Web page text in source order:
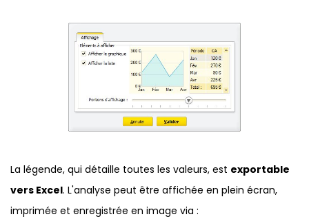
La légende, qui détaille toutes les valeurs, est exportable
vers Excel. L'analyse peut être affichée en plein écran,
imprimée et enregistrée en image via :